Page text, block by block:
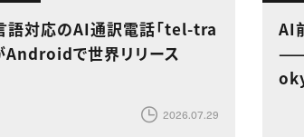
語対応のAI通訳電話「tel-tra
Androidで世界リリース
2026.07.29
AI